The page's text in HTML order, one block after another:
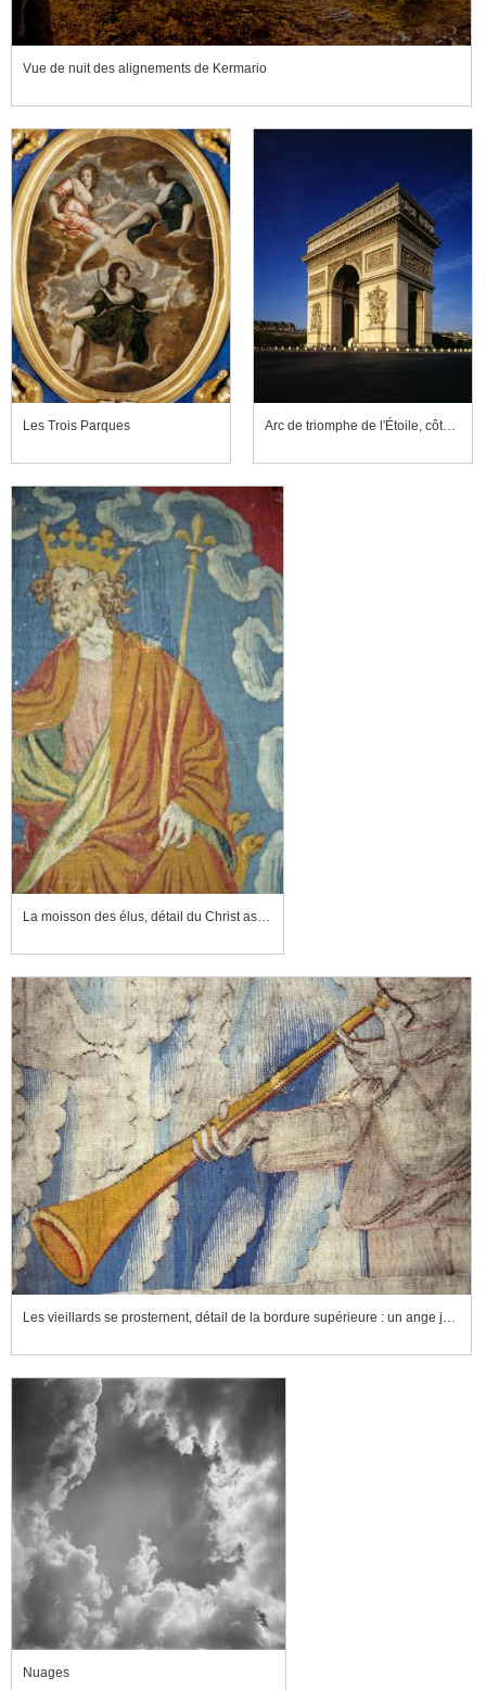
Vue de nuit des alignements de Kermario
Les Trois Parques Arc de triomphe de l'Étoile, côté nord-est, depuis l'avenue de Friedland
La moisson des élus, détail du Christ assis dans le ciel
Les vieillards se prosternent, détail de la bordure supérieure : un ange jouant de la trompette
Nuages